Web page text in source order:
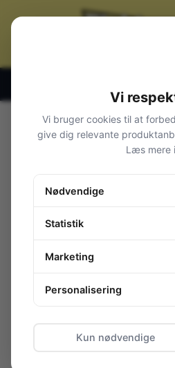
Varegrupper
Audio
Computerudstyr
El-materiel
Foto
Vi
Vi bruger cookies til at
give dig relevante
Læs mere
Nødvendige
Statistik
Marketing
Personalisering
Kun nødvendige